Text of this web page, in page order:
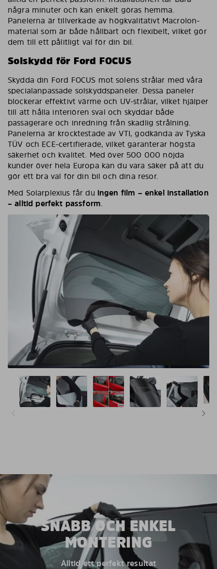
några minuter och kan enkelt göras hemma.
Panelerna är tillverkade av högkvalitativt Macrolon-
material som är både hållbart och flexibelt, vilket gör
dem till ett pålitligt val för din bil.
Solskydd för Ford FOCUS
Skydda din Ford FOCUS mot solens strålar med våra
specialanpassade solskyddspaneler. Dessa paneler
blockerar effektivt värme och UV-strålar, vilket hjälper
till att hålla interiören sval och skyddar både
passagerare och inredning från skadlig strålning.
Panelerna är krocktestade av VTI, godkända av Tyska
TÜV och ECE-certifierade, vilket garanterar högsta
säkerhet och kvalitet. Med över 500 000 nöjda
kunder över hela Europa kan du vara säker på att du
gör ett bra val för din bil och dina resor.
Med Solarplexius får du ingen film – enkel installation
– alltid perfekt passform.
SNABB OCH ENKEL
MONTERING
Alltid ett perfekt resultat